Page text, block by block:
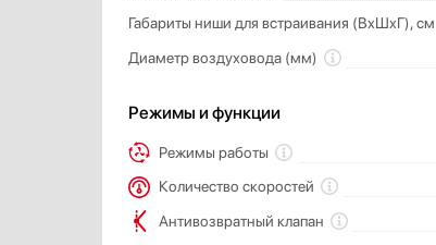
Габариты ниши для встраивания (ВхШхГ), см
Диаметр воздуховода (мм)
Режимы и функции
Режимы работы
Количество скоростей
Антивозвратный клапан